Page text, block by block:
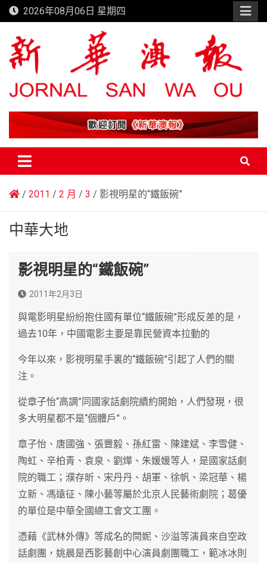
Skip
to
content
2026年08月06日 星期四
新華澳報
2011 2 月 3 影視明星的“鐵飯碗”
中華大地
影視明星的“鐵飯碗”
2011年2月3日
與電影明星紛紛抱住國有單位“鐵飯碗”形成反差的是，
過去10年，中國電影主要是靠民營資本拉動的
今年以來，影視明星手裏的“鐵飯碗”引起了人們的關
注。
從章子怡“高調”同國家話劇院續約開始，人們發現，很
多大明星都不是“個體戶”。
章子怡、唐國強、張豐毅、孫紅雷、陳建斌、李雪健、
陶虹、辛柏青、袁泉、劉燁、朱媛媛等人，是國家話劇
院的職工；濮存昕、宋丹丹、胡軍、徐帆、梁冠華、楊
立新、馮遠征、陳小藝等屬於北京人民藝術劇院；葛優
的單位是中華全國總工會文工團。
憑藉《武林外傳》等成名的閆妮、沙溢等演員來自空政
話劇團，姚晨是西影藝創中心演員劇團職工，範冰冰則